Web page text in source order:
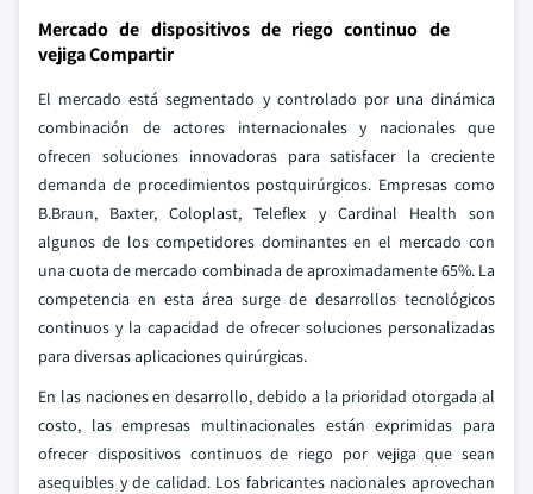
Mercado de dispositivos de riego continuo de
vejiga Compartir
El mercado está segmentado y controlado por una dinámica
combinación de actores internacionales y nacionales que
ofrecen soluciones innovadoras para satisfacer la creciente
demanda de procedimientos postquirúrgicos. Empresas como
B.Braun, Baxter, Coloplast, Teleflex y Cardinal Health son
algunos de los competidores dominantes en el mercado con
una cuota de mercado combinada de aproximadamente 65%. La
competencia en esta área surge de desarrollos tecnológicos
continuos y la capacidad de ofrecer soluciones personalizadas
para diversas aplicaciones quirúrgicas.
En las naciones en desarrollo, debido a la prioridad otorgada al
costo, las empresas multinacionales están exprimidas para
ofrecer dispositivos continuos de riego por vejiga que sean
asequibles y de calidad. Los fabricantes nacionales aprovechan